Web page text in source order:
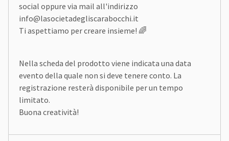
social oppure via mail all'indirizzo
info@lasocietadegliscarabocchi.it
Ti aspettiamo per creare insieme! 🌈
Nella scheda del prodotto viene indicata una data
evento della quale non si deve tenere conto. La
registrazione resterà disponibile per un tempo
limitato.
Buona creatività!